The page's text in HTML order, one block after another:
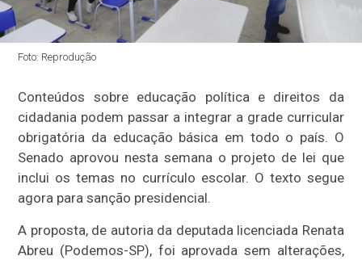
Foto: Reprodução
Conteúdos sobre educação política e direitos da
cidadania podem passar a integrar a grade curricular
obrigatória da educação básica em todo o país. O
Senado aprovou nesta semana o projeto de lei que
inclui os temas no currículo escolar. O texto segue
agora para sanção presidencial.
A proposta, de autoria da deputada licenciada Renata
Abreu (Podemos-SP), foi aprovada sem alterações,